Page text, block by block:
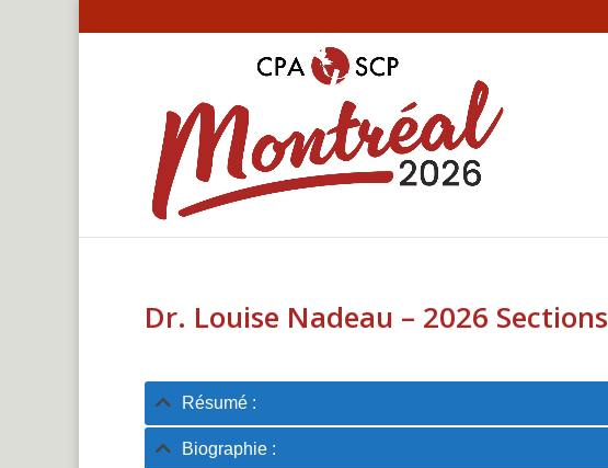
Dr. Louise Nadeau – 2026 Sections
Résumé :
Biographie :